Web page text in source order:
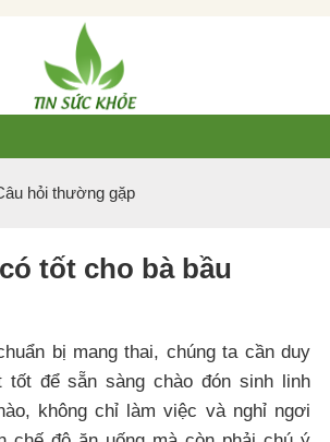
hỏi thường gặp
tốt cho bà bầu
bị mang thai, chúng ta cần duy
tốt để sẵn sàng chào đón sinh linh
không chỉ làm việc và nghỉ ngơi